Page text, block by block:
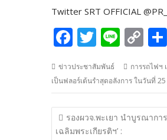
Twitter SRT OFFICIAL
F
e
b
o
o
T
itt
er
Li
e
C
o
p
y
Li
ข่าวประชาสัมพันธ์
การรถไฟฯ
เป็นฟลอร์เต้นรำสุดอลังการ ในวันที่
แนะแนว
เรื่อง
รองผวจ.พะเยา นำบูรณากา
เฉลิมพระเกียรติฯ’ :